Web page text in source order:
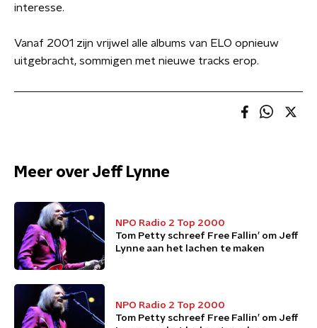
interesse.
Vanaf 2001 zijn vrijwel alle albums van ELO opnieuw
uitgebracht, sommigen met nieuwe tracks erop.
Meer over Jeff Lynne
NPO Radio 2 Top 2000
Tom Petty schreef Free Fallin’ om Jeff
Lynne aan het lachen te maken
NPO Radio 2 Top 2000
Tom Petty schreef Free Fallin’ om Jeff